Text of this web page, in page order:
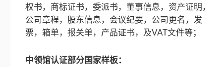
权书，商标证书，委派书，董事信息，资产证明，
公司章程，股东信息，会议纪要，公司更名，发
票，箱单，报关单，产品证书，及VAT文件等；
中领馆认证部分国家样板：